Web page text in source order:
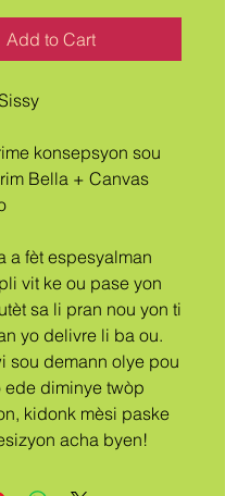
Add to Cart
Bella + Canvas
vit ke ou pase yon
sa li pran nou yon ti
yo delivre li ba ou.
sou demann olye pou
ede diminye twòp
kidonk mèsi paske
acha byen!